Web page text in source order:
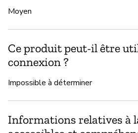
Moyen
Ce produit peut-il être
connexion ?
Impossible à déterminer
Informations relatives à